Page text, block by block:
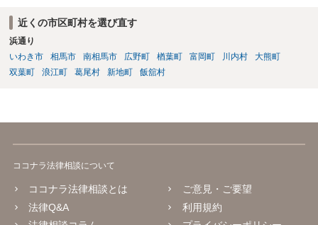
近くの市区町村を選び直す
浜通り
いわき市
相馬市 南相馬市 広野町 楢葉町 富岡町 川内村
大熊町
双葉町
浪江町 葛尾村 新地町 飯舘村
ココナラ法律相談について
ココナラ法律相談とは
法律Q&A
ご意見・ご要望
利用規約